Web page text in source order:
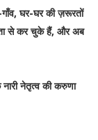
घर-घर की ज़रूरतों
से कर चुके हैं, और अब
नेतृत्व की करुणा